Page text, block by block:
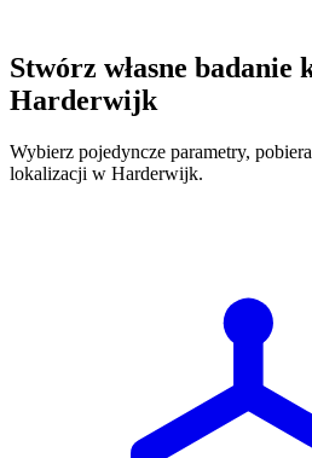
Stwórz własne badanie
Harderwijk
Wybierz pojedyncze parametry,
lokalizacji w Harderwijk.